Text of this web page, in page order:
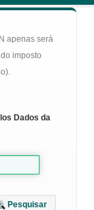
apenas será
imposto
Dados da
Pesquisar